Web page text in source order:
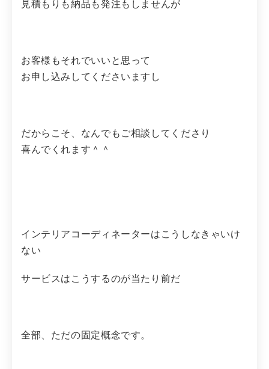
見積もりも納品も発注もしませんが
お客様もそれでいいと思って
お申し込みしてくださいますし
だからこそ、なんでもご相談してくださり
喜んでくれます＾＾
インテリアコーディネーターはこうしなきゃいけ
ない
サービスはこうするのが当たり前だ
全部、ただの固定概念です。